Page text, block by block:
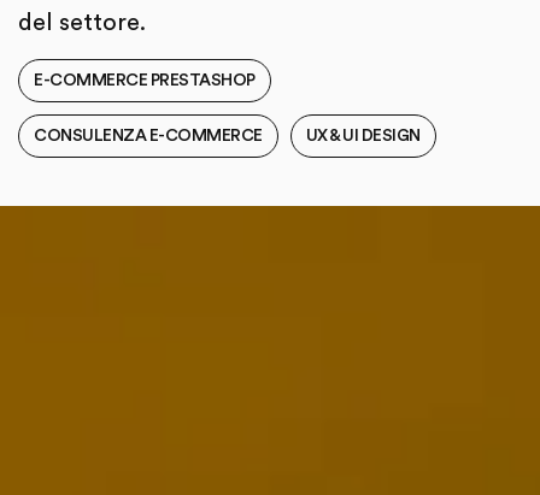
del settore.
E-COMMERCE PRESTASHOP
CONSULENZA E-COMMERCE UX & UI DESIGN